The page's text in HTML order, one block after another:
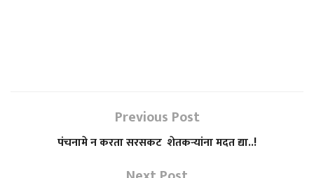
Previous Post
पंचनामे न करता सरसकट शेतकऱ्यांना मदत द्या..!